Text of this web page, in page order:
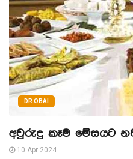
DR OBAI
අවුරුදු කෑම මේසයට
10 Apr 2024